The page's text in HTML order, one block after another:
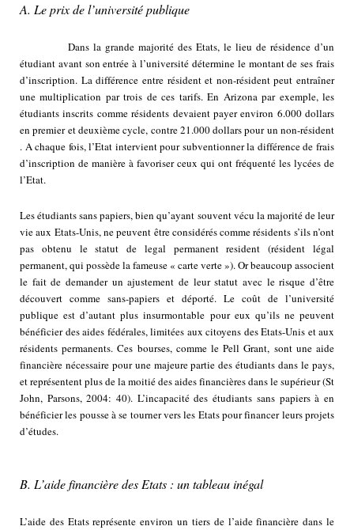
A. Le prix de l’université publique
Dans la grande majorité des Etats, le lieu de résidence d’un
étudiant avant son entrée à l’université détermine le montant de ses frais
d’inscription. La différence entre résident et non-résident peut entraîner
une multiplication par trois de ces tarifs. En Arizona par exemple, les
étudiants inscrits comme résidents devaient payer environ 6.000 dollars
en premier et deuxième cycle, contre 21.000 dollars pour un non-résident
. A chaque fois, l’Etat intervient pour subventionner la différence de frais
d’inscription de manière à favoriser ceux qui ont fréquenté les lycées de
l’Etat.
Les étudiants sans papiers, bien qu’ayant souvent vécu la majorité de leur
vie aux Etats-Unis, ne peuvent être considérés comme résidents s’ils n’ont
pas obtenu le statut de legal permanent resident (résident légal
permanent, qui possède la fameuse « carte verte »). Or beaucoup associent
le fait de demander un ajustement de leur statut avec le risque d’être
découvert comme sans-papiers et déporté. Le coût de l’université
publique est d’autant plus insurmontable pour eux qu’ils ne peuvent
bénéficier des aides fédérales, limitées aux citoyens des Etats-Unis et aux
résidents permanents. Ces bourses, comme le Pell Grant, sont une aide
financière nécessaire pour une majeure partie des étudiants dans le pays,
et représentent plus de la moitié des aides financières dans le supérieur (St
John, Parsons, 2004: 40). L’incapacité des étudiants sans papiers à en
bénéficier les pousse à se tourner vers les Etats pour financer leurs projets
d’études.
B. L’aide financière des Etats : un tableau inégal
L’aide des Etats représente environ un tiers de l’aide financière dans le